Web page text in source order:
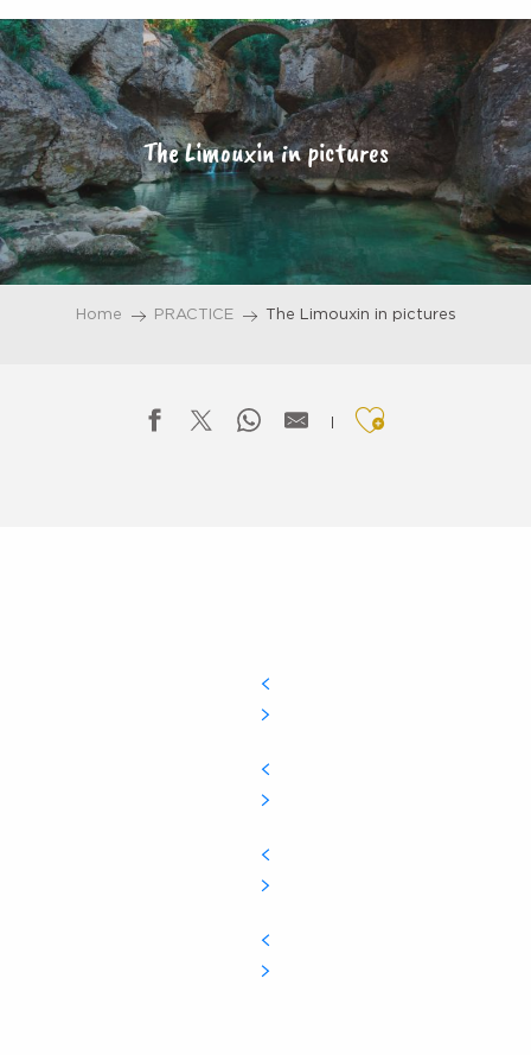
au
contenu
principal
The Limouxin in pictures
Home PRACTICE The Limouxin in pictures
Ajouter aux